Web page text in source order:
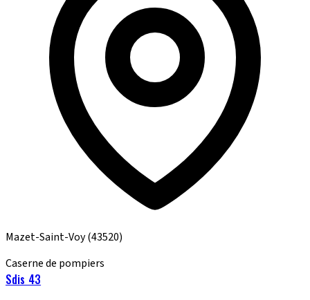
Mazet-Saint-Voy(43520)
Caserne de pompiers
Sdis 43